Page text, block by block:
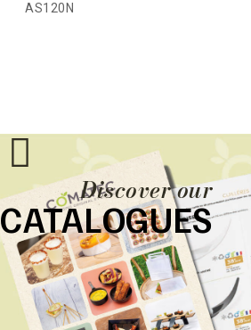
AS120N
Discover our
CATALOGUES